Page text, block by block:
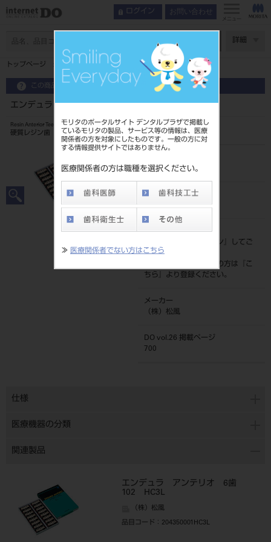
モリタのポータルサイト デンタルプラザで掲載し
ているモリタの製品、サービス等の情報は、医療
関係者の方を対象にしたものです。一般の方に対
する情報提供サイトではありません。
医療関係者の方は職種を選択ください。
≫ 医療関係者でない方はこちら
ログイン お問い合わせ
メニュー
詳細
トップページ エンデュラ アンテリオ 6歯 108 HC4U
この商品に関するお問い合わせ
エンデュラ アンテリオ 6歯 108 HC4U
Resin Anterior Teeth
硬質レジン歯
204350004HC4U
JAN/EANコード
標準価格
ログイン
』してご
覧ください。
ネット会員登録がまだの方は『
こ
ちら
』より登録ください。
メーカー
（株）松風
DO vol.26 掲載ページ
700
仕様
医療機器の分類
関連製品
エンデュラ アンテリオ 6歯
102 HC3L
（株）松風
品目コード ：204350001HC3L